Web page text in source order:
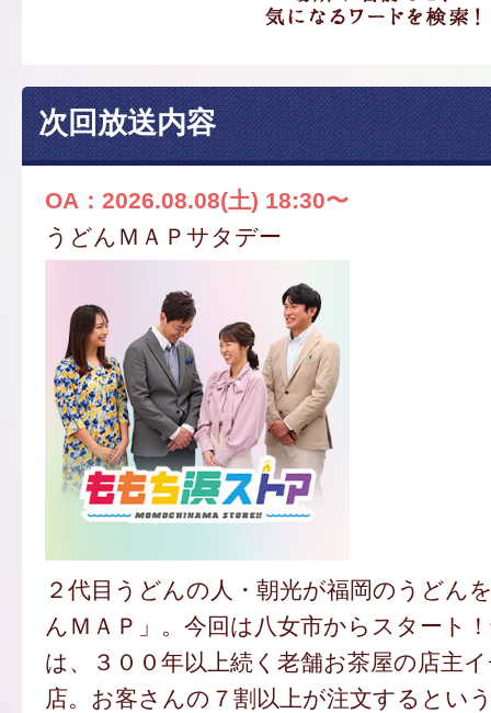
次回放送内容
OA：2026.08.08(土) 18:30〜
うどんＭＡＰサタデー
２代目うどんの人・朝光が福岡のうどん
んＭＡＰ」。今回は八女市からスタート
は、３００年以上続く老舗お茶屋の店主
店。お客さんの７割以上が注文するとい